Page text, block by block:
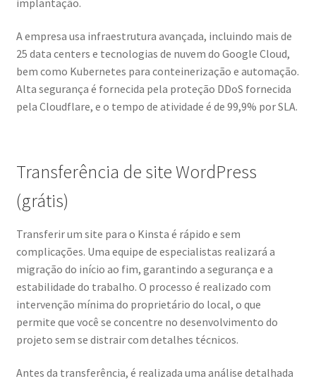
A empresa usa infraestrutura avançada, incluindo mais de
25 data centers e tecnologias de nuvem do Google Cloud,
bem como Kubernetes para conteinerização e automação.
Alta segurança é fornecida pela proteção DDoS fornecida
pela Cloudflare, e o tempo de atividade é de 99,9% por SLA.
Transferência de site WordPress
(grátis)
Transferir um site para o Kinsta é rápido e sem
complicações. Uma equipe de especialistas realizará a
migração do início ao fim, garantindo a segurança e a
estabilidade do trabalho. O processo é realizado com
intervenção mínima do proprietário do local, o que
permite que você se concentre no desenvolvimento do
projeto sem se distrair com detalhes técnicos.
Antes da transferência, é realizada uma análise detalhada